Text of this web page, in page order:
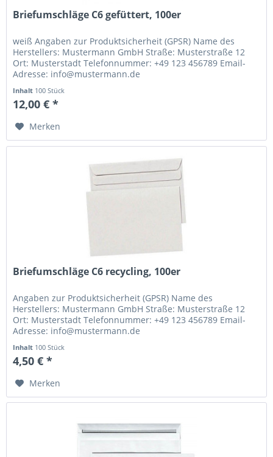
Briefumschläge C6 gefüttert, 100er
weiß Angaben zur Produktsicherheit (GPSR) Name des
Herstellers: Mustermann GmbH Straße: Musterstraße 12
Ort: Musterstadt Telefonnummer: +49 123 456789 Email-
Adresse: info@mustermann.de
Inhalt 100 Stück
12,00 € *
Merken
Briefumschläge C6 recycling, 100er
Angaben zur Produktsicherheit (GPSR) Name des
Herstellers: Mustermann GmbH Straße: Musterstraße 12
Ort: Musterstadt Telefonnummer: +49 123 456789 Email-
Adresse: info@mustermann.de
Inhalt 100 Stück
4,50 € *
Merken